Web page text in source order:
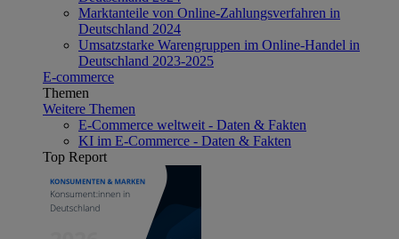
Marktanteile von Online-Zahlungsverfahren in
Deutschland 2024
Umsatzstarke Warengruppen im Online-Handel in
Deutschland 2023-2025
E-commerce
Themen
Weitere Themen
E-Commerce weltweit - Daten & Fakten
KI im E-Commerce - Daten & Fakten
Top Report